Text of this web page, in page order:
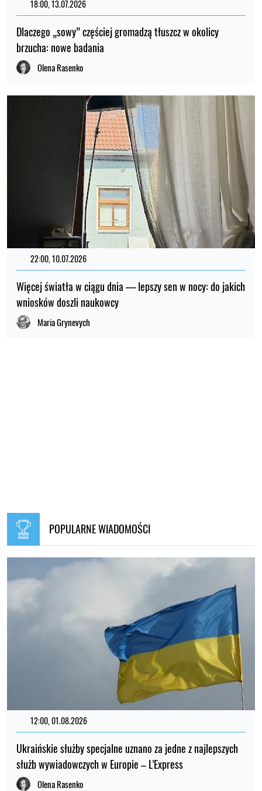
18:00, 13.07.2026
Dlaczego „sowy” częściej gromadzą tłuszcz w okolicy
brzucha: nowe badania
Olena Rasenko
22:00, 10.07.2026
Więcej światła w ciągu dnia — lepszy sen w nocy: do jakich
wniosków doszli naukowcy
Maria Grynevych
POPULARNE WIADOMOŚCI
12:00, 01.08.2026
Ukraińskie służby specjalne uznano za jedne z najlepszych
służb wywiadowczych w Europie – L'Express
Olena Rasenko